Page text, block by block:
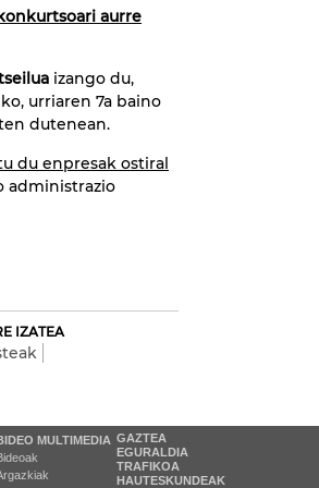
aurre
izango du,
urriaren 7a baino
dutenean.
du enpresak ostiral
administrazio
IZATEA
MULTIMEDIA GAZTEA
EGURALDIA
TRAFIKOA
HAUTESKUNDEAK